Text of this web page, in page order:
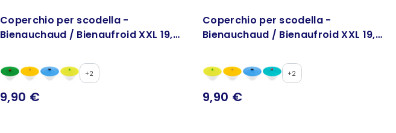
Coperchio per scodella -
Bienauchaud / Bienaufroid XXL 19,5
+2
9,90 €
Coperchio per scodella -
Bienauchaud / Bienaufroid XXL 19,5
+2
9,90 €